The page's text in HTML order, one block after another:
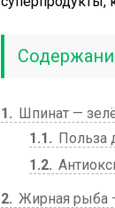
1
Шпинат —
1.1
Польза
1.2
2 Жирная рыба